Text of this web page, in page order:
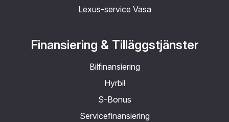
Lexus-service Vasa
Finansiering & Tilläggstjänster
Bilfinansiering
Hyrbil
S-Bonus
Servicefinansiering